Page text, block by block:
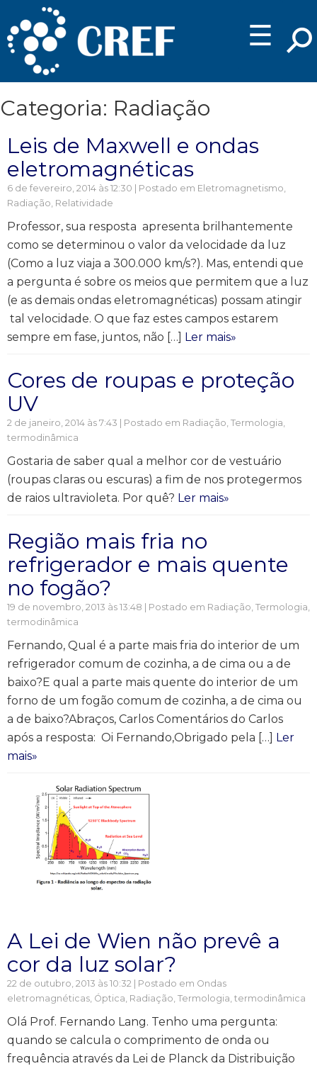
☰
Categoria: Radiação
Leis de Maxwell e ondas
eletromagnéticas
6 de fevereiro, 2014 às 12:30 | Postado em Eletromagnetismo,
Radiação, Relatividade
Professor, sua resposta apresenta brilhantemente
como se determinou o valor da velocidade da luz
(Como a luz viaja a 300.000 km/s?). Mas, entendi que
a pergunta é sobre os meios que permitem que a luz
(e as demais ondas eletromagnéticas) possam atingir
tal velocidade. O que faz estes campos estarem
sempre em fase, juntos, não […] Ler mais»
Cores de roupas e proteção
UV
2 de janeiro, 2014 às 7:43 | Postado em Radiação, Termologia,
termodinâmica
Gostaria de saber qual a melhor cor de vestuário
(roupas claras ou escuras) a fim de nos protegermos
de raios ultravioleta. Por quê? Ler mais»
Região mais fria no
refrigerador e mais quente
no fogão?
19 de novembro, 2013 às 13:48 | Postado em Radiação, Termologia,
termodinâmica
Fernando, Qual é a parte mais fria do interior de um
refrigerador comum de cozinha, a de cima ou a de
baixo?E qual a parte mais quente do interior de um
forno de um fogão comum de cozinha, a de cima ou
a de baixo?Abraços, Carlos Comentários do Carlos
após a resposta: Oi Fernando,Obrigado pela […] Ler
mais»
A Lei de Wien não prevê a
cor da luz solar?
22 de outubro, 2013 às 10:32 | Postado em Ondas
eletromagnéticas, Óptica, Radiação, Termologia, termodinâmica
Olá Prof. Fernando Lang. Tenho uma pergunta:
quando se calcula o comprimento de onda ou
frequência através da Lei de Planck da Distribuição